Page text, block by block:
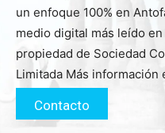
un enfoque 100% en
medio digital más leído
propiedad de Sociedad
Limitada Más información
Contacto